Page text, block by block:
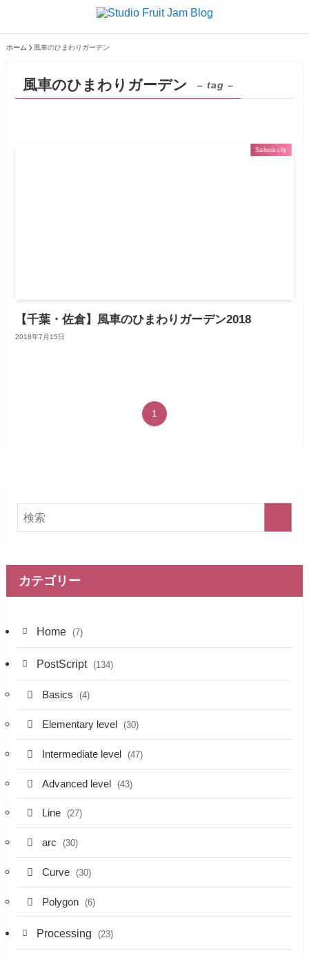
ホーム 風車のひまわりガーデン
風車のひまわりガーデン – tag –
Sakura city
【千葉・佐倉】風車のひまわりガーデン2018
2018年7月15日
1
カテゴリー
Home (7)
PostScript (134)
Basics (4)
Elementary level (30)
Intermediate level (47)
Advanced level (43)
Line (27)
arc (30)
Curve (30)
Polygon (6)
Processing (23)